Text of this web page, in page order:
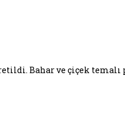
Bahar ve çiçek